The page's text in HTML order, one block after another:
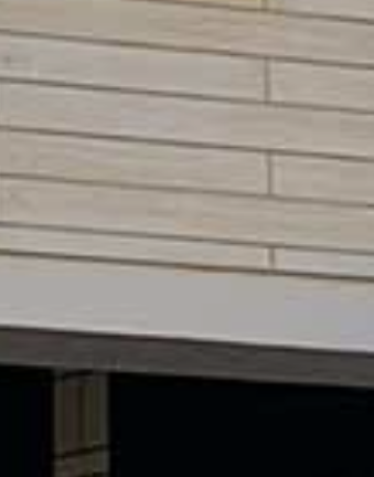
PADERBORN
für jung und alt